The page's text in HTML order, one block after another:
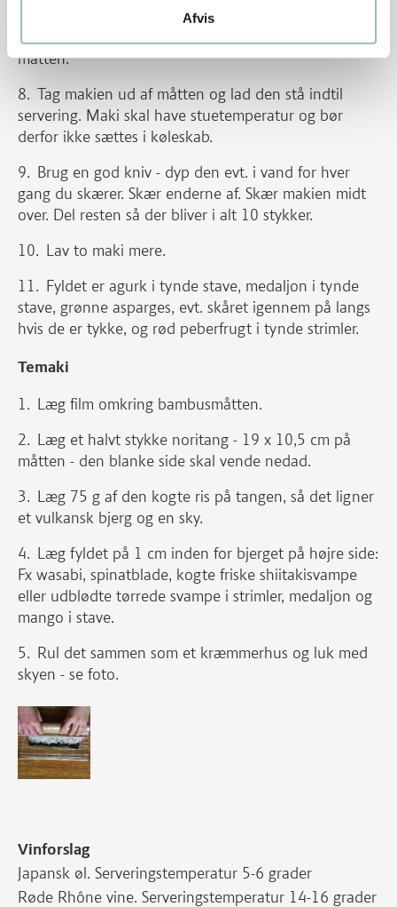
Afvis
Fugt det øverste stykke tang med vand. Rul nu
rullen fast sammen ved hjælp af måtten. Tryk let på
måtten.
Tag makien ud af måtten og lad den stå indtil
servering. Maki skal have stuetemperatur og bør
derfor ikke sættes i køleskab.
Brug en god kniv - dyp den evt. i vand for hver
gang du skærer. Skær enderne af. Skær makien midt
over. Del resten så der bliver i alt 10 stykker.
Lav to maki mere.
Fyldet er agurk i tynde stave, medaljon i tynde
stave, grønne asparges, evt. skåret igennem på langs
hvis de er tykke, og rød peberfrugt i tynde strimler.
Temaki
Læg film omkring bambusmåtten.
Læg et halvt stykke noritang - 19 x 10,5 cm på
måtten - den blanke side skal vende nedad.
Læg 75 g af den kogte ris på tangen, så det ligner
et vulkansk bjerg og en sky.
Læg fyldet på 1 cm inden for bjerget på højre side:
Fx wasabi, spinatblade, kogte friske shiitakisvampe
eller udblødte tørrede svampe i strimler, medaljon og
mango i stave.
Rul det sammen som et kræmmerhus og luk med
skyen - se foto.
Vinforslag
Japansk øl. Serveringstemperatur 5-6 grader
Røde Rhône vine. Serveringstemperatur 14-16 grader